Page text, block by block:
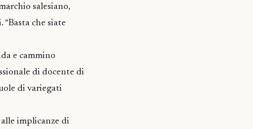
salesiano,
che siate
e cammino
di docente di
di variegati
implicanze di